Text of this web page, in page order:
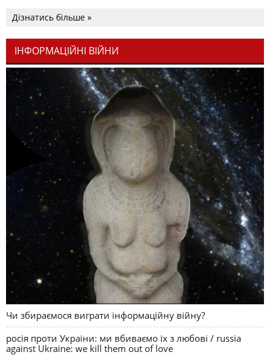
Дізнатись більше »
ІНФОРМАЦІЙНІ ВІЙНИ
Чи збираємося виграти інформаційну війну?
росія проти України: ми вбиваємо їх з любові / russia
against Ukraine: we kill them out of love